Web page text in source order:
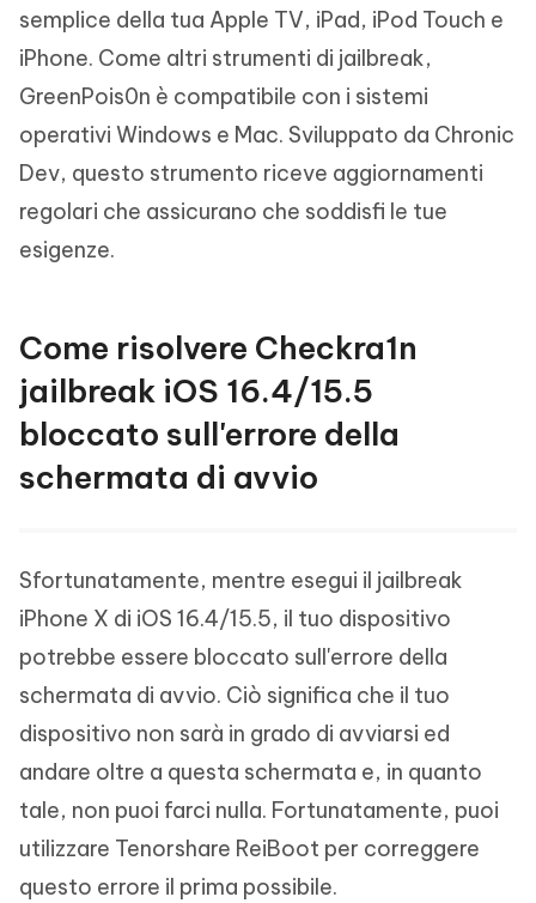
semplice della tua Apple TV, iPad, iPod Touch e
iPhone. Come altri strumenti di jailbreak,
GreenPois0n è compatibile con i sistemi
operativi Windows e Mac. Sviluppato da Chronic
Dev, questo strumento riceve aggiornamenti
regolari che assicurano che soddisfi le tue
esigenze.
Come risolvere Checkra1n
jailbreak iOS 16.4/15.5
bloccato sull'errore della
schermata di avvio
Sfortunatamente, mentre esegui il jailbreak
iPhone X di iOS 16.4/15.5, il tuo dispositivo
potrebbe essere bloccato sull'errore della
schermata di avvio. Ciò significa che il tuo
dispositivo non sarà in grado di avviarsi ed
andare oltre a questa schermata e, in quanto
tale, non puoi farci nulla. Fortunatamente, puoi
utilizzare Tenorshare ReiBoot per correggere
questo errore il prima possibile.